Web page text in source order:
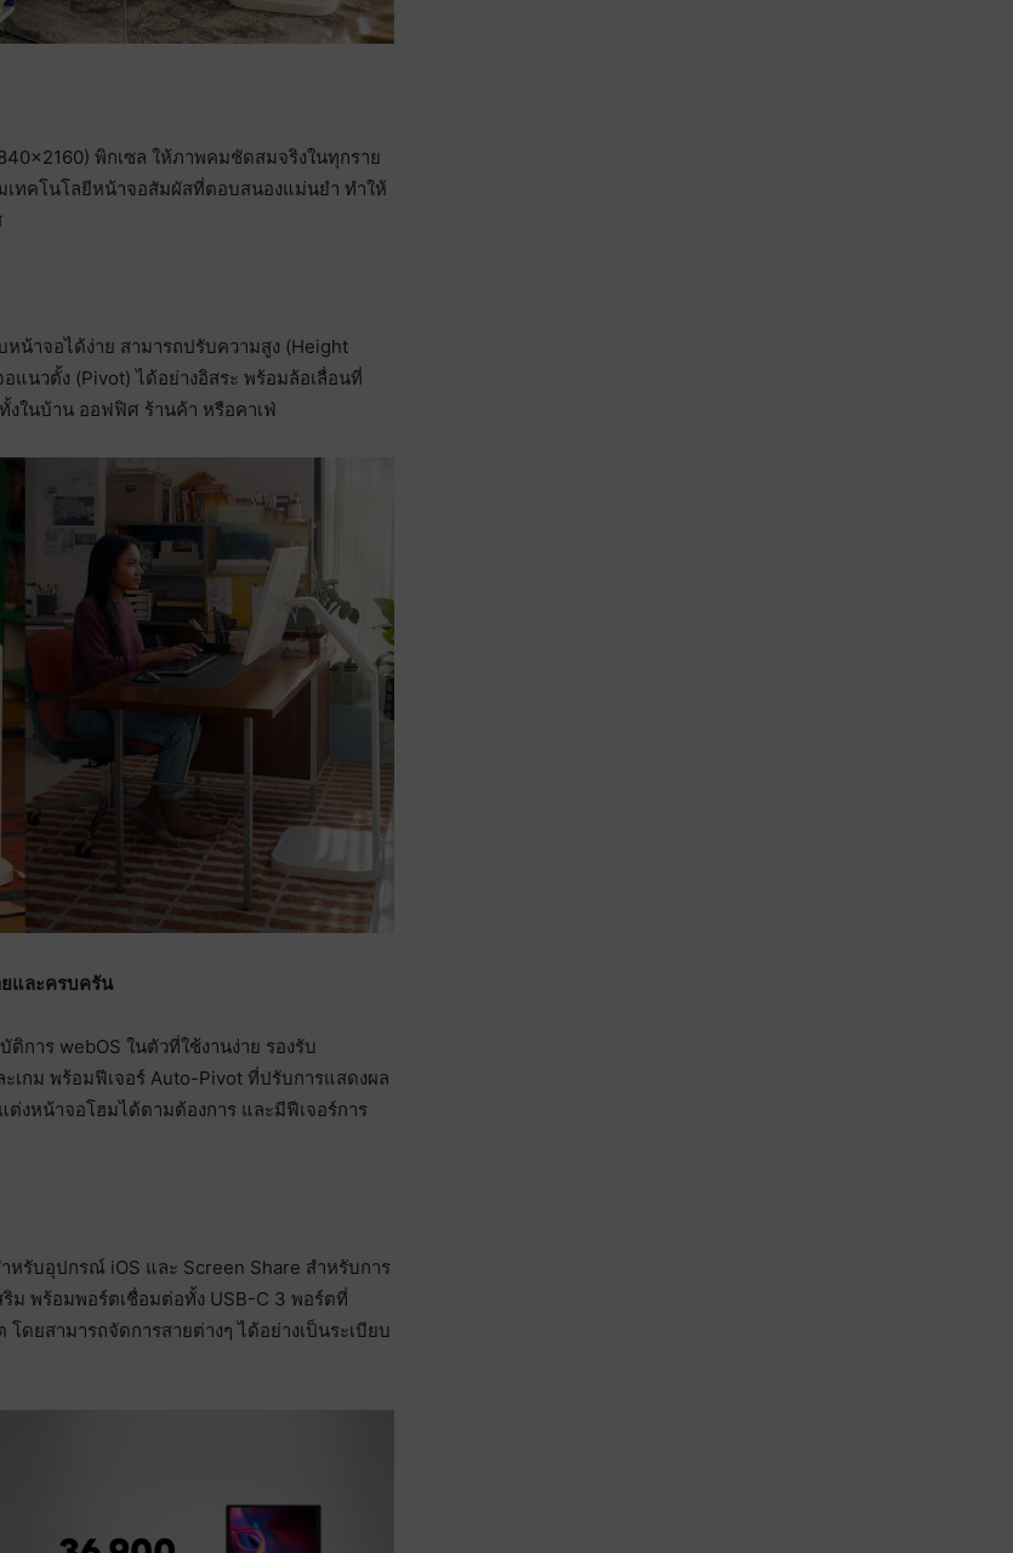
พิกเซล ให้ภาพคมชัดสมจริงในทุกราย
เทคโนโลยีหน้าจอสัมผัสที่ตอบสนองแม่นยำ ทำให้
น้าจอได้ง่าย สามารถปรับความสูง (Height
นวตั้ง (Pivot) ได้อย่างอิสระ พร้อมล้อเลื่อนที่
งในบ้าน ออฟฟิศ ร้านค้า หรือคาเฟ่
และครบครัน
การ webOS ในตัวที่ใช้งานง่าย รองรับ
กม พร้อมฟีเจอร์ Auto-Pivot ที่ปรับการแสดงผล
งหน้าจอโฮมได้ตามต้องการ และมีฟีเจอร์การ
หรับอุปกรณ์ iOS และ Screen Share สำหรับการ
ม พร้อมพอร์ตเชื่อมต่อทั้ง USB-C 3 พอร์ตที่
ยสามารถจัดการสายต่างๆ ได้อย่างเป็นระเบียบ